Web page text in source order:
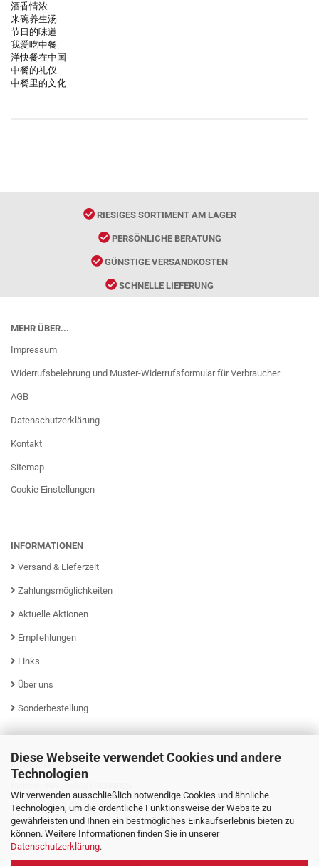
Diese Webseite verwendet Cookies und andere
Technologien
Wir verwenden ausschließlich notwendige Cookies und ähnliche
Technologien, um die ordentliche Funktionsweise der Website zu
gewährleisten und Ihnen ein bestmögliches Einkaufserlebnis bieten zu
können. Weitere Informationen finden Sie in unserer
Datenschutzerklärung.
酒香情浓
来碗养生汤
节日的味道
我爱吃中餐
洋快餐在中国
中餐的礼仪
中餐里的文化
RIESIGES SORTIMENT AM LAGER
PERSÖNLICHE BERATUNG
GÜNSTIGE VERSANDKOSTEN
SCHNELLE LIEFERUNG
MEHR ÜBER...
Impressum
Widerrufsbelehrung und Muster-Widerrufsformular für Verbraucher
AGB
Datenschutzerklärung
Kontakt
Sitemap
Cookie Einstellungen
INFORMATIONEN
Versand & Lieferzeit
Zahlungsmöglichkeiten
Aktuelle Aktionen
Empfehlungen
Links
Über uns
Sonderbestellung
KUNDENSERVICE
Mo - Fr von 08:00 - 16:00 Uhr